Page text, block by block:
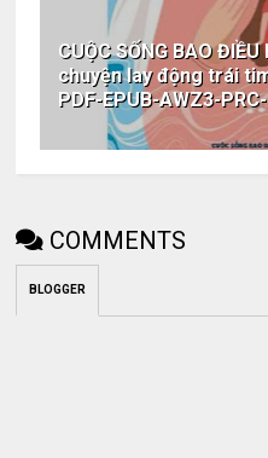
CUỘC SỐNG BAO
chuyện lay động trái
PDF-EPUB-AWZ3-
COMMENTS
BLOGGER